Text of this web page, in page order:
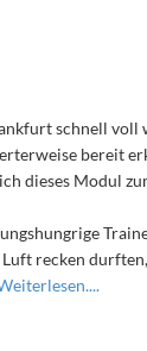
schnell
bereit
dieses Modul
recken